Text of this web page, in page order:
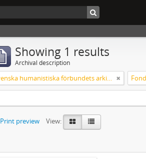
Showing 1 results
Archival description
Svenska humanistiska förbundets arkiv: handlingar 2003-2012
Print preview
View: